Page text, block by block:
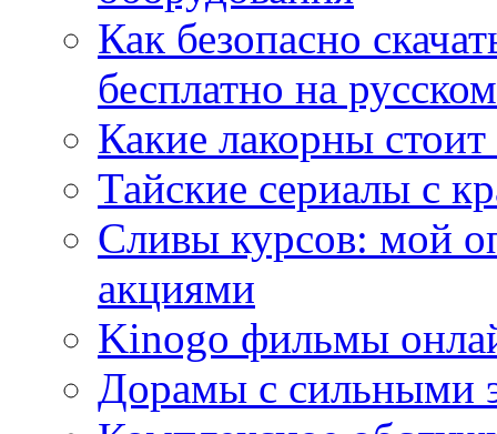
Как безопасно
бесплатно на
Какие лакорны
Тайские сериалы с
Сливы курсов: мой
акциями
Kinogo фильмы
Дорамы с сильными